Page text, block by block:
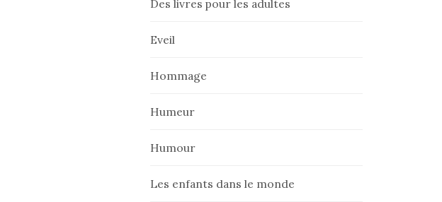
Des livres pour les adultes
Eveil
Hommage
Humeur
Humour
Les enfants dans le monde